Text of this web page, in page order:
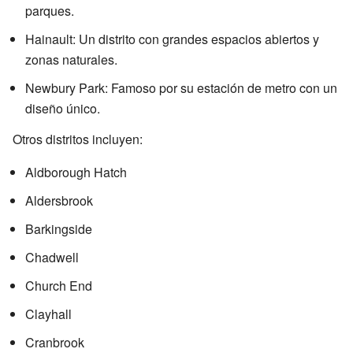
parques.
Hainault: Un distrito con grandes espacios abiertos y
zonas naturales.
Newbury Park: Famoso por su estación de metro con un
diseño único.
Otros distritos incluyen:
Aldborough Hatch
Aldersbrook
Barkingside
Chadwell
Church End
Clayhall
Cranbrook